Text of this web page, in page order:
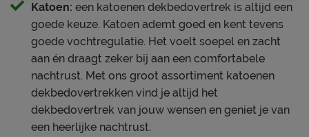
Katoen: een katoenen dekbedovertrek is altijd een
goede keuze. Katoen ademt goed en kent tevens
goede vochtregulatie. Het voelt soepel en zacht
aan én draagt zeker bij aan een comfortabele
nachtrust. Met ons groot assortiment katoenen
dekbedovertrekken vind je altijd het
dekbedovertrek van jouw wensen en geniet je van
een heerlijke nachtrust.